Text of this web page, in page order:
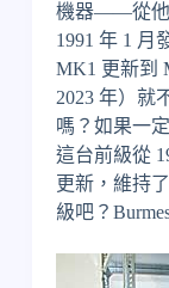
機器——從他
1991 年 1 月
MK1 更新到
2023 年）就
嗎？如果一
這台前級從
更新，維持
級吧？